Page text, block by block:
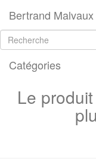
Bertrand Malvaux
Catégories
Le